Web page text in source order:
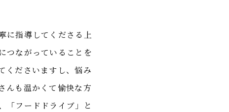
に指導してくださる上
つながっていることを
くださいますし、悩み
んも温かくて愉快な方
「フードドライブ」と